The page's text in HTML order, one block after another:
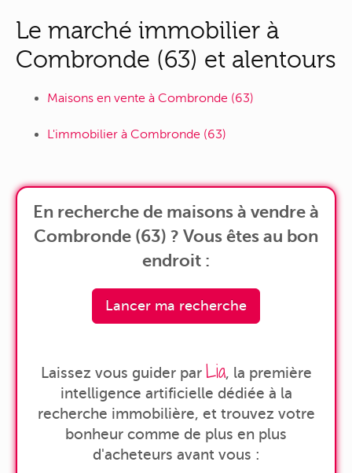
Le marché immobilier à
Combronde (63) et alentours
Maisons en vente à Combronde (63)
L'immobilier à Combronde (63)
En recherche de maisons à vendre à
Combronde (63) ? Vous êtes au bon
endroit :
Lancer ma recherche
Laissez vous guider par Lia, la première
intelligence artificielle dédiée à la
recherche immobilière, et trouvez votre
bonheur comme de plus en plus
d'acheteurs avant vous :